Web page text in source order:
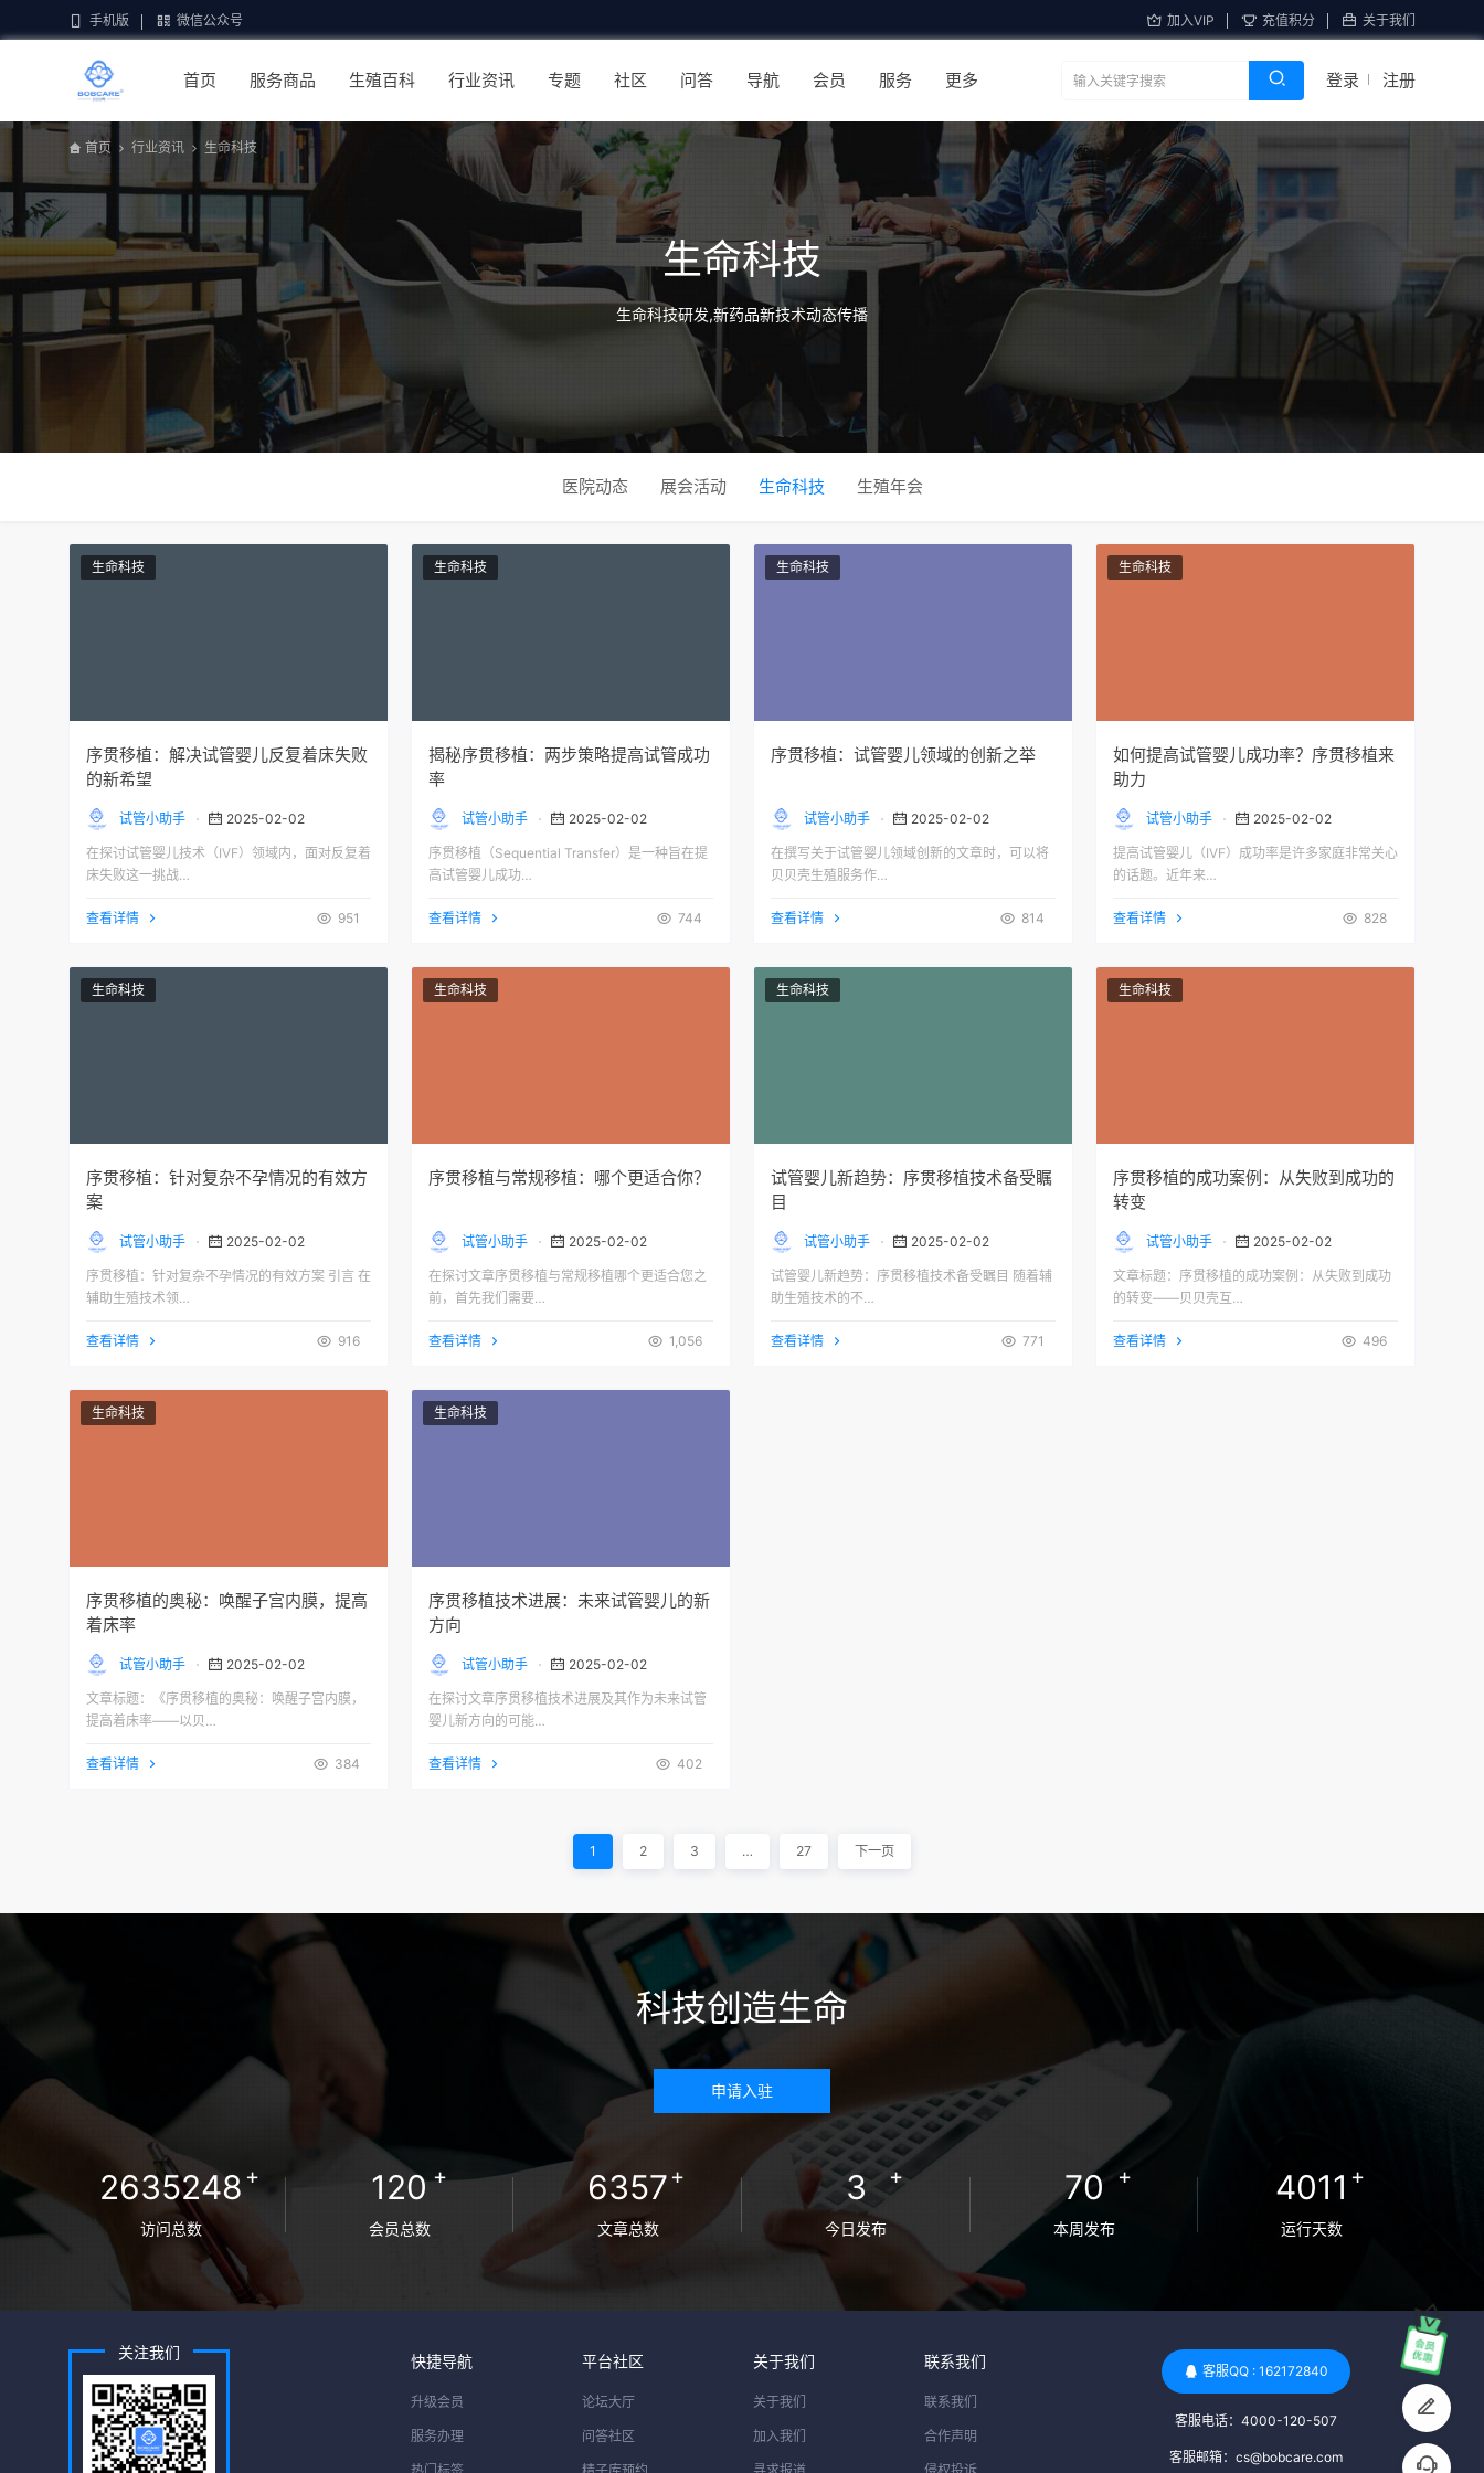
手机版 微信公众号 加入VIP 充值积分 关于我们
首页 服务商品 生殖百科 行业资讯 专题 社区 问答 导航 会员 服务 更多 登录 注册
首页 行业资讯 生命科技
生命科技
生命科技研发,新药品新技术动态传播
医院动态 展会活动 生命科技 生殖年会
生命科技
序贯移植：解决试管婴儿反复着床失败
的新希望
试管小助手 2025-02-02
在探讨试管婴儿技术（IVF）领域内，面对反复着
床失败这一挑战…
查看详情 951
生命科技
揭秘序贯移植：两步策略提高试管成功
率
试管小助手 2025-02-02
序贯移植（Sequential Transfer）是一种旨在提
高试管婴儿成功…
查看详情 744
生命科技
序贯移植：试管婴儿领域的创新之举
试管小助手 2025-02-02
在撰写关于试管婴儿领域创新的文章时，可以将
贝贝壳生殖服务作…
查看详情 814
生命科技
如何提高试管婴儿成功率？序贯移植来
助力
试管小助手 2025-02-02
提高试管婴儿（IVF）成功率是许多家庭非常关心
的话题。近年来…
查看详情 828
生命科技
序贯移植：针对复杂不孕情况的有效方
案
试管小助手 2025-02-02
序贯移植：针对复杂不孕情况的有效方案 引言 在
辅助生殖技术领…
查看详情 916
生命科技
序贯移植与常规移植：哪个更适合你？
试管小助手 2025-02-02
在探讨文章序贯移植与常规移植哪个更适合您之
前，首先我们需要…
查看详情 1,056
生命科技
试管婴儿新趋势：序贯移植技术备受瞩
目
试管小助手 2025-02-02
试管婴儿新趋势：序贯移植技术备受瞩目 随着辅
助生殖技术的不…
查看详情 771
生命科技
序贯移植的成功案例：从失败到成功的
转变
试管小助手 2025-02-02
文章标题：序贯移植的成功案例：从失败到成功
的转变——贝贝壳互…
查看详情 496
生命科技
序贯移植的奥秘：唤醒子宫内膜，提高
着床率
试管小助手 2025-02-02
文章标题：《序贯移植的奥秘：唤醒子宫内膜，
提高着床率——以贝…
查看详情 384
生命科技
序贯移植技术进展：未来试管婴儿的新
方向
试管小助手 2025-02-02
在探讨文章序贯移植技术进展及其作为未来试管
婴儿新方向的可能…
查看详情 402
1 2 3 … 27 下一页
科技创造生命
申请入驻
2635248 +
访问总数
120+
会员总数
6357+
文章总数
3 +
今日发布
70 +
本周发布
4011 +
运行天数
关注我们 快捷导航
升级会员
服务办理
平台社区
论坛大厅
问答社区
关于我们
关于我们
加入我们
联系我们
联系我们
合作声明
客服QQ : 162172840
客服电话：4000-120-507
客服邮箱：cs@bobcare.com